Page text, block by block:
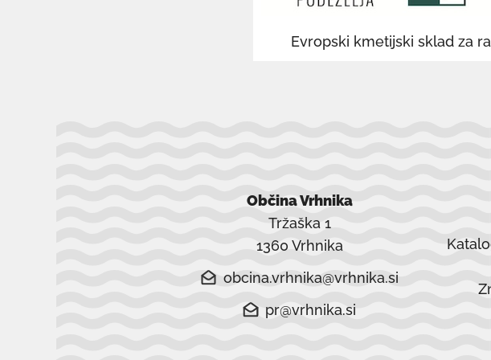
Evropski kmetijski sklad za
Občina Vrhnika
Tržaška 1
1360 Vrhnika
obcina.vrhnika@vrhnika.si
pr@vrhnika.si